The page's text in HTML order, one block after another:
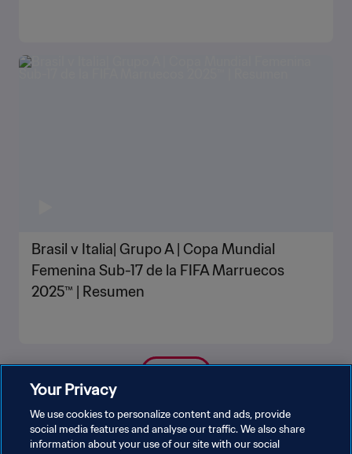
Brasil v Italia| Grupo A | Copa Mundial
Femenina Sub-17 de la FIFA Marruecos
2025™ | Resumen
Your Privacy
We use cookies to personalize content and ads, provide
social media features and analyse our traffic. We also share
information about your use of our site with our social